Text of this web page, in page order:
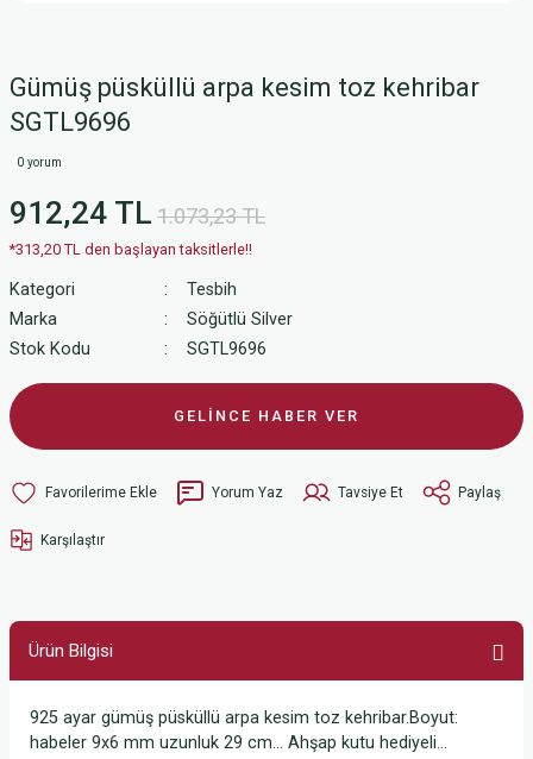
Gümüş püsküllü arpa kesim toz kehribar
SGTL9696
0 yorum
912,24 TL 1.073,23 TL
*313,20 TL den başlayan taksitlerle!!
Kategori
Tesbih
Marka
Söğütlü Silver
Stok Kodu
SGTL9696
GELİNCE HABER VER
Yorum Yaz Tavsiye Et Paylaş
Karşılaştır
Ürün Bilgisi
925 ayar gümüş püsküllü arpa kesim toz kehribar.Boyut:
habeler 9x6 mm uzunluk 29 cm… Ahşap kutu hediyeli...